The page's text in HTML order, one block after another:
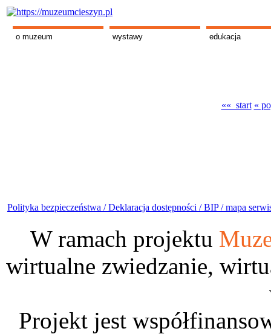
o muzeum wystawy edukacja
«« start «
Polityka bezpieczeństwa /Deklaracja dostępności /BIP /mapa
W ramach projektu
wirtualne zwiedzanie,
Projekt jest